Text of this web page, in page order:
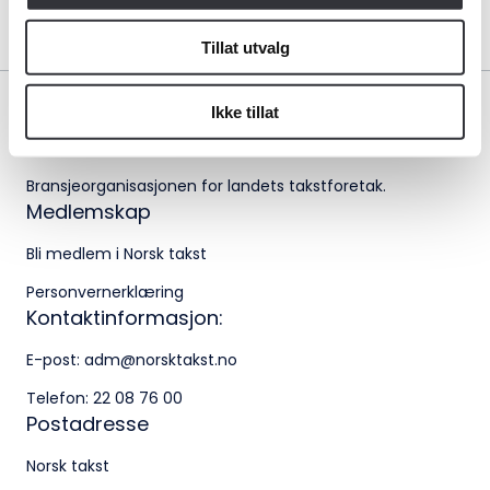
Tillat utvalg
Ikke tillat
Kontakt oss
adm@norsktakst.no
22 08 76 00
Besøksadresse:
Klingenberggt. 7A, 0161 Oslo
Pb. 1516 Vika, 0117 OSLO
Organisasjonsnummer:
956 955 211
Bransjeorganisasjonen for landets takstforetak.
Medlemskap
Bli medlem i Norsk takst
Personvernerklæring
Kontaktinformasjon:
E-post: adm@norsktakst.no
Telefon: 22 08 76 00
Postadresse
Norsk takst